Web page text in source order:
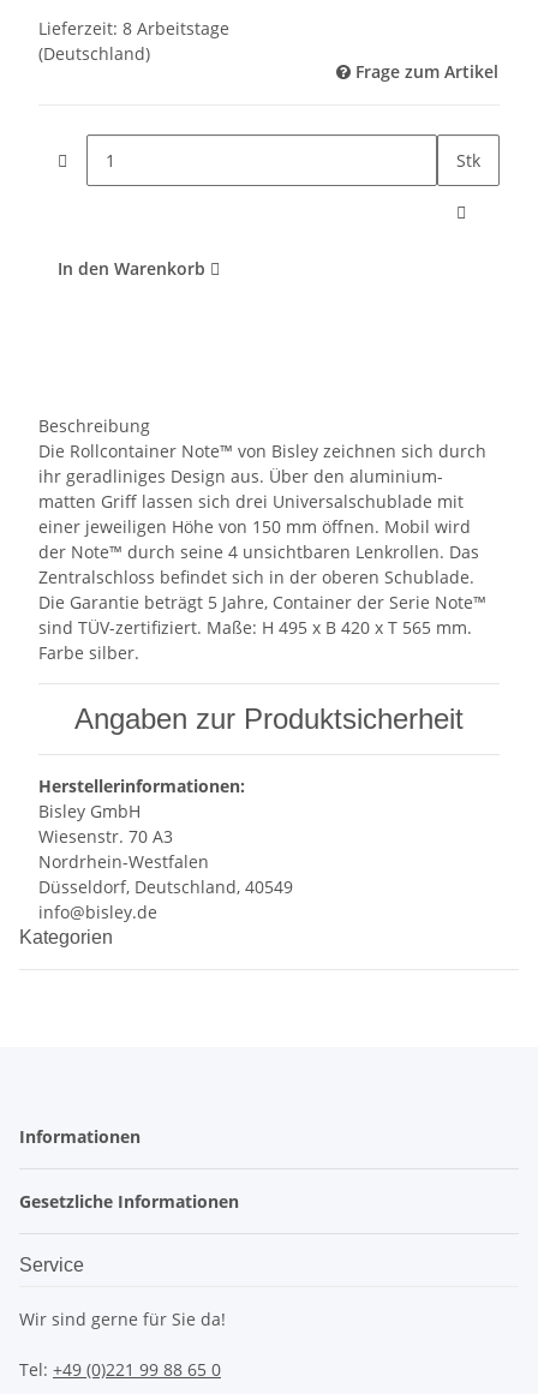
Lieferzeit: 8 Arbeitstage
(Deutschland)
Frage zum Artikel
Stk
In den Warenkorb
Beschreibung
Die Rollcontainer Note™ von Bisley zeichnen sich durch
ihr geradliniges Design aus. Über den aluminium-
matten Griff lassen sich drei Universalschublade mit
einer jeweiligen Höhe von 150 mm öffnen. Mobil wird
der Note™ durch seine 4 unsichtbaren Lenkrollen. Das
Zentralschloss befindet sich in der oberen Schublade.
Die Garantie beträgt 5 Jahre, Container der Serie Note™
sind TÜV-zertifiziert. Maße: H 495 x B 420 x T 565 mm.
Farbe silber.
Angaben zur Produktsicherheit
Herstellerinformationen:
Bisley GmbH
Wiesenstr. 70 A3
Nordrhein-Westfalen
Düsseldorf, Deutschland, 40549
info@bisley.de
Kategorien
Informationen
Gesetzliche Informationen
Service
Wir sind gerne für Sie da!
Tel: +49 (0)221 99 88 65 0